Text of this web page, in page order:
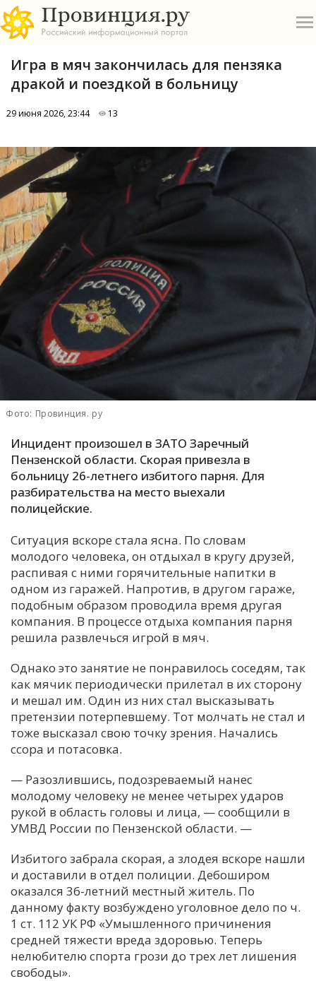
Е
И
М
Н
О
С
У
Ч
Я
Игра в мяч закончилась для пензяка
дракой и поездкой в больницу
29 июня 2026, 23:44 13
Фото: Провинция. ру
Инцидент произошел в ЗАТО Заречный
Пензенской области. Скорая привезла в
больницу 26-летнего избитого парня. Для
разбирательства на место выехали
полицейские.
Ситуация вскоре стала ясна. По словам
молодого человека, он отдыхал в кругу друзей,
распивая с ними горячительные напитки в
одном из гаражей. Напротив, в другом гараже,
подобным образом проводила время другая
компания. В процессе отдыха компания парня
решила развлечься игрой в мяч.
Однако это занятие не понравилось соседям, так
как мячик периодически прилетал в их сторону
и мешал им. Один из них стал высказывать
претензии потерпевшему. Тот молчать не стал и
тоже высказал свою точку зрения. Начались
ссора и потасовка.
— Разозлившись, подозреваемый нанес
молодому человеку не менее четырех ударов
рукой в область головы и лица, — сообщили в
УМВД России по Пензенской области. —
Избитого забрала скорая, а злодея вскоре нашли
и доставили в отдел полиции. Дебоширом
оказался 36-летний местный житель. По
данному факту возбуждено уголовное дело по ч.
1 ст. 112 УК РФ «Умышленного причинения
средней тяжести вреда здоровью. Теперь
нелюбителю спорта грози до трех лет лишения
свободы».